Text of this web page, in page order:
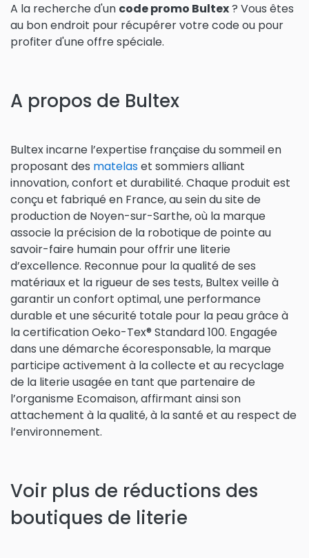
A la recherche d'un code promo Bultex? Vous êtes
au bon endroit pour récupérer votre code ou pour
profiter d'une offre spéciale.
A propos de Bultex
Bultex incarne l’expertise française du sommeil en
proposant des matelaset sommiers alliant
innovation, confort et durabilité. Chaque produit est
conçu et fabriqué en France, au sein du site de
production de Noyen-sur-Sarthe, où la marque
associe la précision de la robotique de pointe au
savoir-faire humain pour offrir une literie
d’excellence. Reconnue pour la qualité de ses
matériaux et la rigueur de ses tests, Bultex veille à
garantir un confort optimal, une performance
durable et une sécurité totale pour la peau grâce à
la certification Oeko-Tex® Standard 100. Engagée
dans une démarche écoresponsable, la marque
participe activement à la collecte et au recyclage
de la literie usagée en tant que partenaire de
l’organisme Ecomaison, affirmant ainsi son
attachement à la qualité, à la santé et au respect de
l’environnement.
Voir plus de réductions des
boutiques de literie